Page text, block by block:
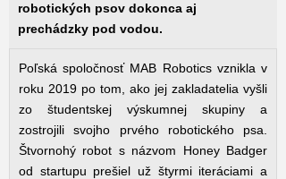
robotických psov dokonca aj
prechádzky pod vodou.
Poľská spoločnosť MAB Robotics vznikla v
roku 2019 po tom, ako jej zakladatelia vyšli
zo študentskej výskumnej skupiny a
zostrojili svojho prvého robotického psa.
Štvornohý robot s názvom Honey Badger
od startupu prešiel už štyrmi iteráciami a